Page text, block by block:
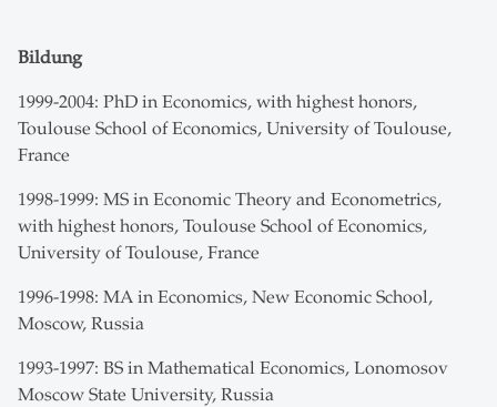
Bildung
1999-2004: PhD in Economics, with highest honors,
Toulouse School of Economics, University of Toulouse,
France
1998-1999: MS in Economic Theory and Econometrics,
with highest honors, Toulouse School of Economics,
University of Toulouse, France
1996-1998: MA in Economics, New Economic School,
Moscow, Russia
1993-1997: BS in Mathematical Economics, Lonomosov
Moscow State University, Russia